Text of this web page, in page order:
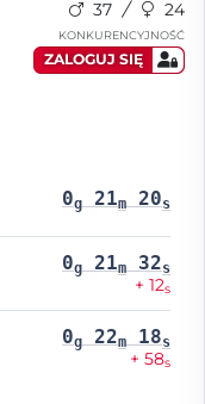
37 24
KONKURENCYJNOŚĆ
ZALOGUJ SIĘ
0g 21m 20s
0g 21m 32s
+ 12s
0g 22m 18s
+ 58s